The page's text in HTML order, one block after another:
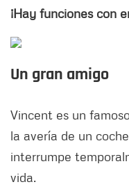
¡Hay funciones con
Un gran amigo
Vincent es un
la avería de un
interrumpe
vida.